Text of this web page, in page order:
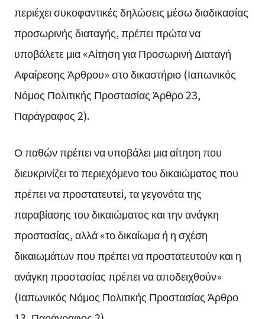
περιέχει συκοφαντικές δηλώσεις μέσω διαδικασίας
προσωρινής διαταγής, πρέπει πρώτα να
υποβάλετε μια «Αίτηση για Προσωρινή Διαταγή
Αφαίρεσης Άρθρου» στο δικαστήριο (Ιαπωνικός
Νόμος Πολιτικής Προστασίας Άρθρο 23,
Παράγραφος 2).
Ο παθών πρέπει να υποβάλει μια αίτηση που
διευκρινίζει το περιεχόμενο του δικαιώματος που
πρέπει να προστατευτεί, τα γεγονότα της
παραβίασης του δικαιώματος και την ανάγκη
προστασίας, αλλά «το δικαίωμα ή η σχέση
δικαιωμάτων που πρέπει να προστατευτούν και η
ανάγκη προστασίας πρέπει να αποδειχθούν»
(Ιαπωνικός Νόμος Πολιτικής Προστασίας Άρθρο